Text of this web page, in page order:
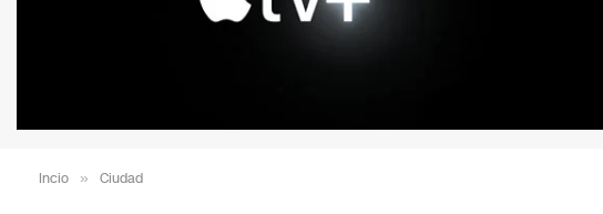
Incio » Ciudad